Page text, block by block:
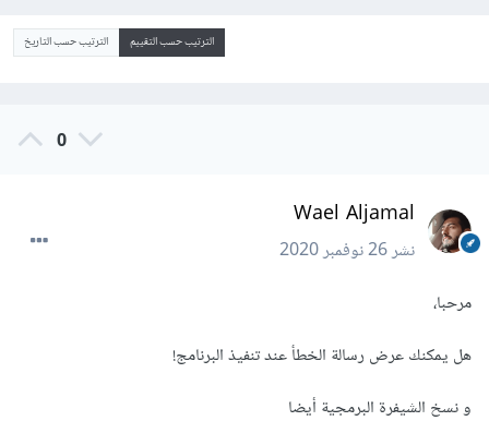
الترتيب حسب التقييم الترتيب حسب التاريخ
0
Wael Aljamal
نشر26 نوفمبر 2020
مرحبا،
هل يمكنك عرض رسالة الخطأ عند تنفيذ البرنامج!
و نسخ الشيفرة البرمجية أيضا